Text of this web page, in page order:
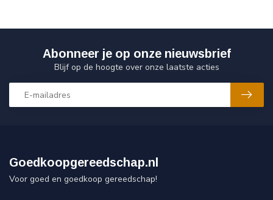
Abonneer je op onze nieuwsbrief
Blijf op de hoogte over onze laatste acties
Goedkoopgereedschap.nl
Voor goed en goedkoop gereedschap!